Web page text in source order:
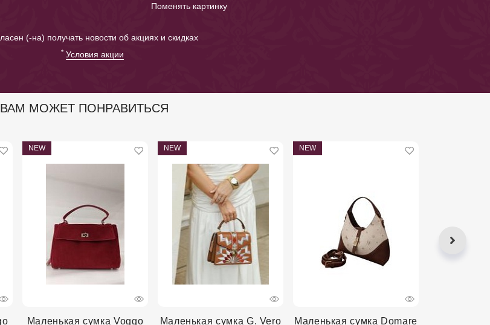
Поменять картинку
(-на) получать новости об акциях и скидках
* Условия акции
ВАМ МОЖЕТ ПОНРАВИТЬСЯ
NEW
Маленькая сумка Voggo
NEW
Маленькая сумка G. Vero
NEW
Маленькая сумка Domare